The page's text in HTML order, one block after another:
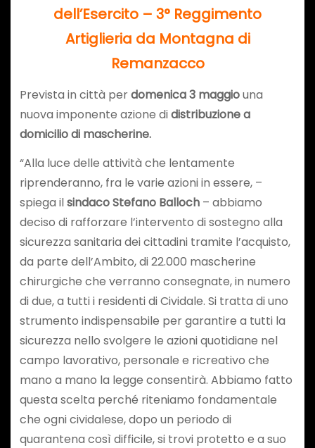
dell’Esercito – 3° Reggimento
Artiglieria da Montagna di
Remanzacco
Prevista in città perdomenica 3 maggiouna
nuova imponente azione didistribuzione a
domicilio di mascherine.
“Alla luce delle attività che lentamente
riprenderanno, fra le varie azioni in essere, –
spiega ilsindaco Stefano Balloch– abbiamo
deciso di rafforzare l’intervento di sostegno alla
sicurezza sanitaria dei cittadini tramite l’acquisto,
da parte dell’Ambito, di 22.000 mascherine
chirurgiche che verranno consegnate, in numero
di due, a tutti i residenti di Cividale. Si tratta di uno
strumento indispensabile per garantire a tutti la
sicurezza nello svolgere le azioni quotidiane nel
campo lavorativo, personale e ricreativo che
mano a mano la legge consentirà. Abbiamo fatto
questa scelta perché riteniamo fondamentale
che ogni cividalese, dopo un periodo di
quarantena così difficile, si trovi protetto e a suo